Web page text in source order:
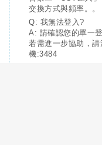
交換方式與頻率。。
Q: 我無法登入?
A: 請確認您的單一
若需進一步協助，
機:3484